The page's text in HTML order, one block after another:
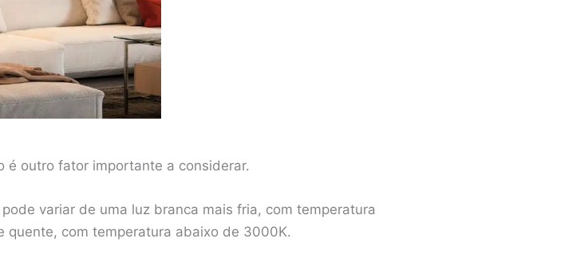
é outro fator importante a considerar.
variar de uma luz branca mais fria, com temperatura
quente, com temperatura abaixo de 3000K.